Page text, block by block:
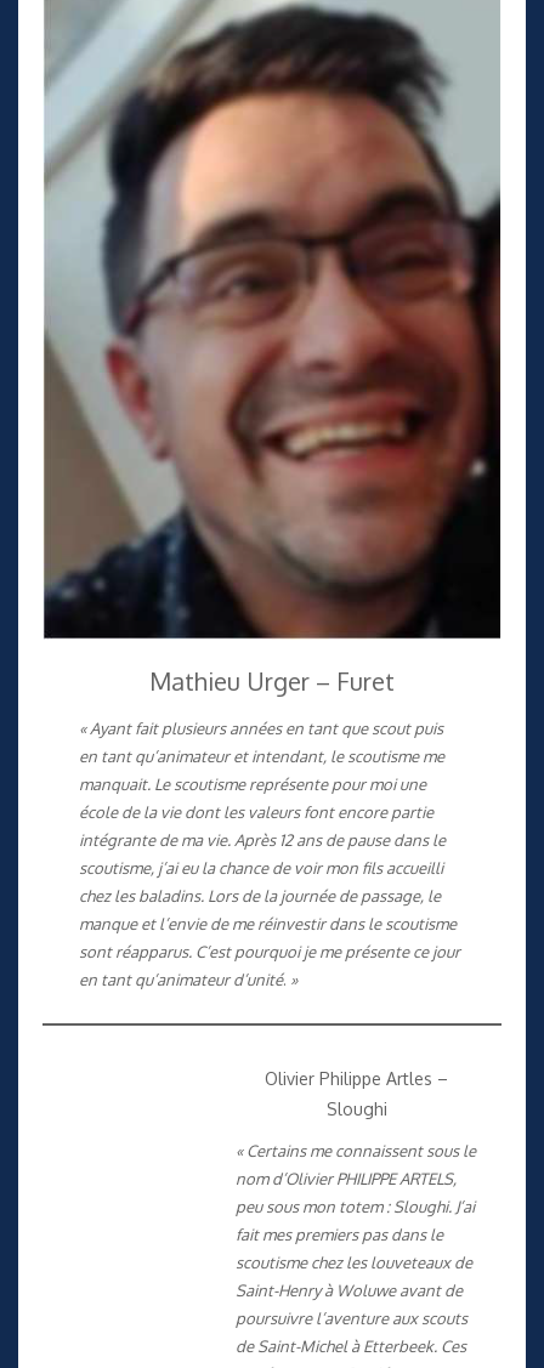
Mathieu Urger – Furet
« Ayant fait plusieurs années en tant que scout puis
en tant qu’animateur et intendant, le scoutisme me
manquait. Le scoutisme représente pour moi une
école de la vie dont les valeurs font encore partie
intégrante de ma vie. Après 12 ans de pause dans le
scoutisme, j’ai eu la chance de voir mon fils accueilli
chez les baladins. Lors de la journée de passage, le
manque et l’envie de me réinvestir dans le scoutisme
sont réapparus. C’est pourquoi je me présente ce jour
en tant qu’animateur d’unité. »
Olivier Philippe Artles –
Sloughi
« Certains me connaissent sous le
nom d’Olivier PHILIPPE ARTELS,
peu sous mon totem : Sloughi. J’ai
fait mes premiers pas dans le
scoutisme chez les louveteaux de
Saint-Henry à Woluwe avant de
poursuivre l’aventure aux scouts
de Saint-Michel à Etterbeek. Ces